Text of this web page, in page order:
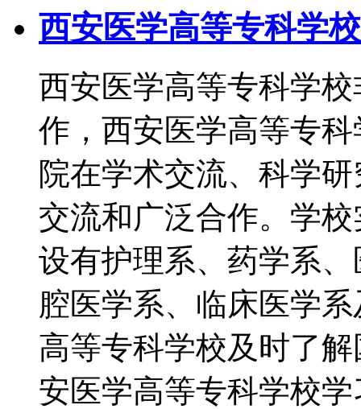
西安医学高等专科学
西安医学高等专科学
作，西安医学高等专
院在学术交流、科学
交流和广泛合作。学
设有护理系、药学系
腔医学系、临床医学
高等专科学校及时了
安医学高等专科学校